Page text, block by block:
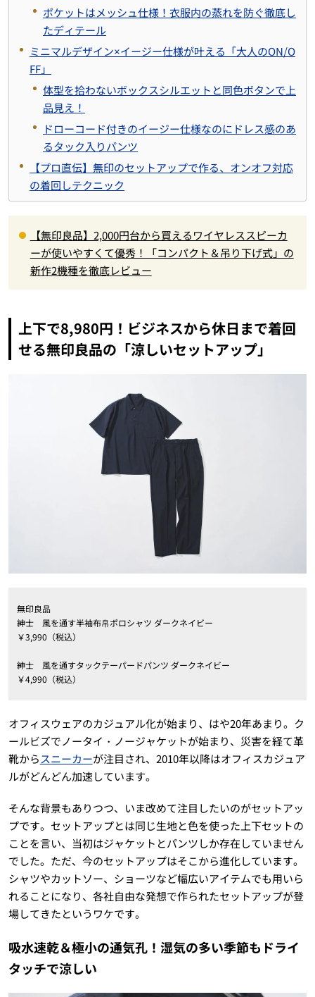
ポケットはメッシュ仕様！衣服内の蒸れを防ぐ徹底し
たディテール
ミニマルデザイン×イージー仕様が叶える「大人のON/O
FF」
体型を拾わないボックスシルエットと同色ボタンで上
品見え！
ドローコード付きのイージー仕様なのにドレス感のあ
るタック入りパンツ
【プロ直伝】無印のセットアップで作る、オンオフ対応
の着回しテクニック
【無印良品】2,000円台から買えるワイヤレススピーカ
ーが使いやすくて優秀！「コンパクト＆吊り下げ式」の
新作2機種を徹底レビュー
上下で8,980円！ビジネスから休日まで着回
せる無印良品の「涼しいセットアップ」
無印良品
紳士 風を通す半袖布帛ポロシャツ ダークネイビー
￥3,990（税込）
紳士 風を通すタックテーパードパンツ ダークネイビー
￥4,990（税込）
オフィスウェアのカジュアル化が始まり、はや20年あまり。ク
ールビズでノータイ・ノージャケットが始まり、災害を経て革
靴からスニーカーが注目され、2010年以降はオフィスカジュア
ルがどんどん加速しています。
そんな背景もありつつ、いま改めて注目したいのがセットアッ
プです。セットアップとは同じ生地と色を使った上下セットの
ことを言い、当初はジャケットとパンツしか存在していません
でした。ただ、今のセットアップはそこから進化しています。
シャツやカットソー、ショーツなど幅広いアイテムでも用いら
れることになり、各社自由な発想で作られたセットアップが登
場してきたというワケです。
吸水速乾＆極小の通気孔！湿気の多い季節もドライ
タッチで涼しい